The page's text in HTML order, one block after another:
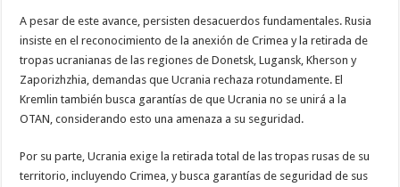
A pesar de este avance, persisten desacuerdos fundamentales. Rusia
insiste en el reconocimiento de la anexión de Crimea y la retirada de
tropas ucranianas de las regiones de Donetsk, Lugansk, Kherson y
Zaporizhzhia, demandas que Ucrania rechaza rotundamente. El
Kremlin también busca garantías de que Ucrania no se unirá a la
OTAN, considerando esto una amenaza a su seguridad.
Por su parte, Ucrania exige la retirada total de las tropas rusas de su
territorio, incluyendo Crimea, y busca garantías de seguridad de sus